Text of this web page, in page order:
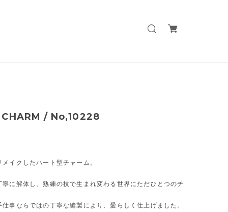
/ No,10228
イクしたハート型チャーム。
寧に解体し、熟練の技で生まれ変わる世界にただひとつのチ
仕事ならではの丁寧な縫製により、愛らしく仕上げました。